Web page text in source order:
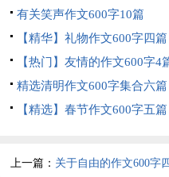
有关笑声作文600字10篇
【精华】礼物作文600字四篇
【热门】友情的作文600字4
精选清明作文600字集合六篇
【精选】春节作文600字五篇
上一篇： 关于自由的作文600字